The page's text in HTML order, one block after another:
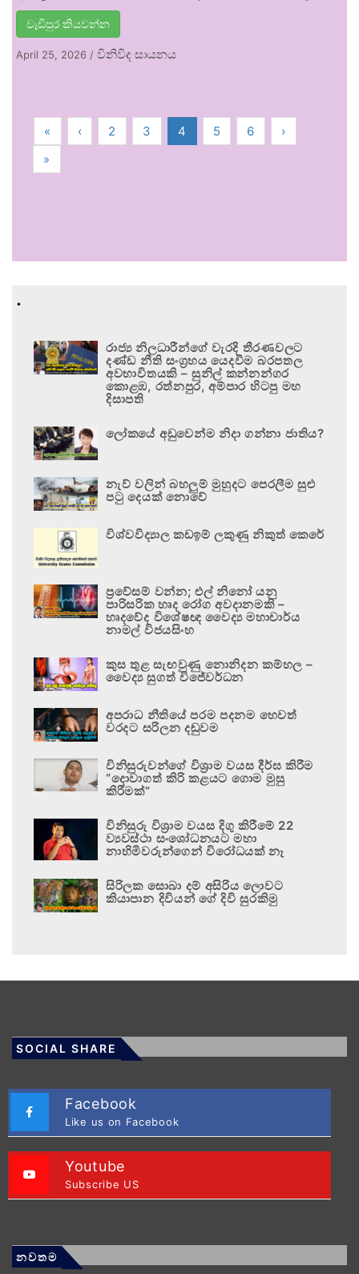
වැඩිපුර කියවන්න
April 25, 2026 / විනිවිද සායනය
« ‹ 2 3 4 5 6
›
»
.
රාජ්‍ය නිලධාරීන්ගේ වැරදි තීරණවලට
දණ්ඩ නීති සංග්‍රහය යෙදවීම බරපතල
අවභාවිතයකි – සුනිල් කන්නන්ගර
කොළඹ, රත්නපුර, අම්පාර හිටපු මහ
දිසාපති
ලෝකයේ අඩුවෙන්ම නිදා ගන්නා ජාතිය?
නැව් වලින් බහලුම් මුහුදට පෙරලීම සුළු
පටු දෙයක් නොවේ
විශ්වවිද්‍යාල කඩඉම් ලකුණු නිකුත් කෙරේ
ප්‍රවේසම් වන්න; එල් නිනෝ යනු
පාරිසරික හෘද රෝග අවදානමකි –
හෘදවේද විශේෂඥ වෛද්‍ය මහාචාර්ය
නාමල් විජයසිංහ
කුස තුළ සැඟවුණු නොනිදන කම්හල –
වෛද්‍ය සුගත් විජේවර්ධන
අපරාධ නීතියේ පරම පදනම හෙවත්
වරදට සරිලන දඬුවම
විනිසුරුවන්ගේ විශ්‍රාම වයස දීර්ඝ කිරීම
“දොවාගත් කිරි කළයට ගොම මුසු
කිරීමක්”
විනිසුරු විශ්‍රාම වයස දිගු කිරීමේ 22
ව්‍යවස්ථා සංශෝධනයට මහා
නාහිමිවරුන්ගෙන් විරෝධයක් නෑ
සිරිලක සොබා දම් අසිරිය ලොවට
කියාපාන දිවියන් ගේ දිවි සුරකිමු
SOCIAL SHARE
Facebook
Like us on Facebook
Youtube
Subscribe US
නවතම